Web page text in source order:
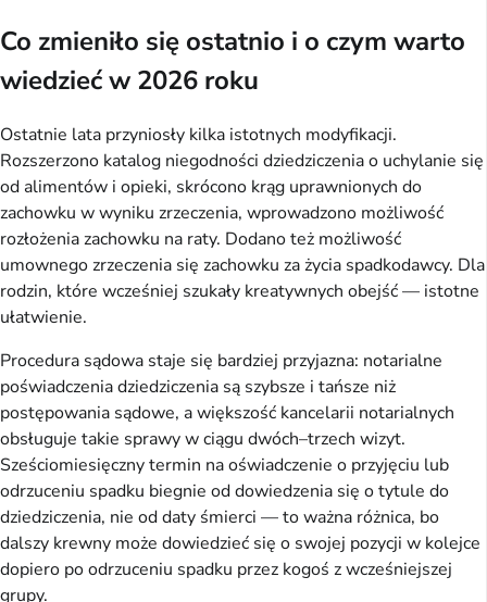
Co zmieniło się ostatnio i o czym warto
wiedzieć w 2026 roku
Ostatnie lata przyniosły kilka istotnych modyfikacji.
Rozszerzono katalog niegodności dziedziczenia o uchylanie się
od alimentów i opieki, skrócono krąg uprawnionych do
zachowku w wyniku zrzeczenia, wprowadzono możliwość
rozłożenia zachowku na raty. Dodano też możliwość
umownego zrzeczenia się zachowku za życia spadkodawcy. Dla
rodzin, które wcześniej szukały kreatywnych obejść — istotne
ułatwienie.
Procedura sądowa staje się bardziej przyjazna: notarialne
poświadczenia dziedziczenia są szybsze i tańsze niż
postępowania sądowe, a większość kancelarii notarialnych
obsługuje takie sprawy w ciągu dwóch–trzech wizyt.
Sześciomiesięczny termin na oświadczenie o przyjęciu lub
odrzuceniu spadku biegnie od dowiedzenia się o tytule do
dziedziczenia, nie od daty śmierci — to ważna różnica, bo
dalszy krewny może dowiedzieć się o swojej pozycji w kolejce
dopiero po odrzuceniu spadku przez kogoś z wcześniejszej
grupy.